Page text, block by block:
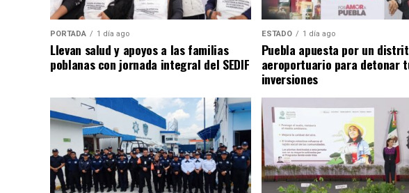
PORTADA 1 día ago
Llevan salud y apoyos a las familias
poblanas con jornada integral del SEDIF
ESTADO 1 día ago
Puebla apuesta por un
aeroportuario para detonar
inversiones